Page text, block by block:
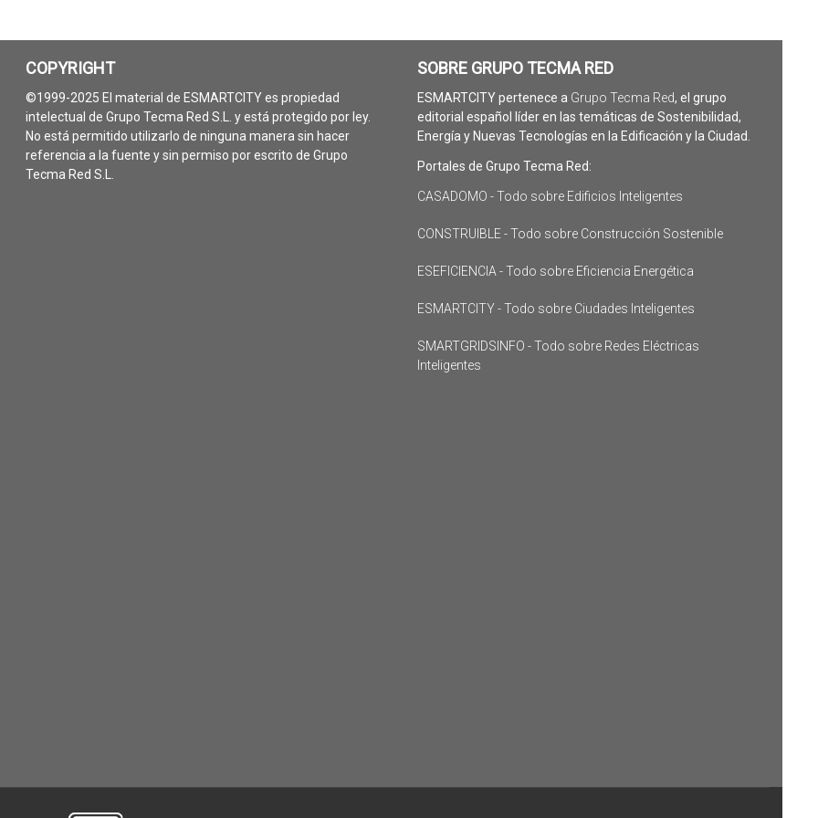
COPYRIGHT
©1999-2025 El material de ESMARTCITY es propiedad
intelectual de Grupo Tecma Red S.L. y está protegido por ley.
No está permitido utilizarlo de ninguna manera sin hacer
referencia a la fuente y sin permiso por escrito de Grupo
Tecma Red S.L.
SOBRE GRUPO TECMA RED
ESMARTCITY pertenece a Grupo Tecma Red, el grupo
editorial español líder en las temáticas de Sostenibilidad,
Energía y Nuevas Tecnologías en la Edificación y la Ciudad.
Portales de Grupo Tecma Red:
CASADOMO - Todo sobre Edificios Inteligentes
CONSTRUIBLE - Todo sobre Construcción Sostenible
ESEFICIENCIA - Todo sobre Eficiencia Energética
ESMARTCITY - Todo sobre Ciudades Inteligentes
SMARTGRIDSINFO - Todo sobre Redes Eléctricas
Inteligentes